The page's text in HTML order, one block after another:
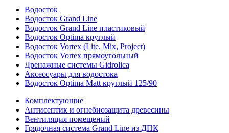
Водосток
Водосток Grand Line
Водосток Grand Line пластиковый
Водосток Optima круглый
Водосток Vortex (Lite, Mix, Project)
Водосток Vortex прямоугольный
Дренажные системы Gidrolica
Аксессуары для водостока
Водосток Optima Matt круглый 125/90
Комплектующие
Антисептик и огнебиозащита древесины
Вентиляция помещений
Грядочная система Grand Line из ДПК